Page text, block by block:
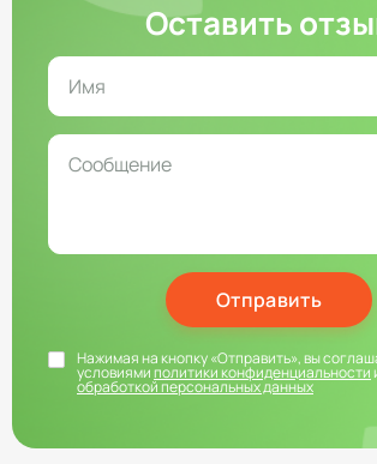
Оставить
Отправить
Нажимая на кнопку «Отправить», вы
условиямиполитики конфиденциальности
обработкой персональных данных